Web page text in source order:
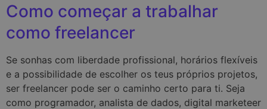
Como começar a trabalhar
como freelancer
Se sonhas com liberdade profissional, horários flexíveis
e a possibilidade de escolher os teus próprios projetos,
ser freelancer pode ser o caminho certo para ti. Seja
como programador, analista de dados, digital marketeer